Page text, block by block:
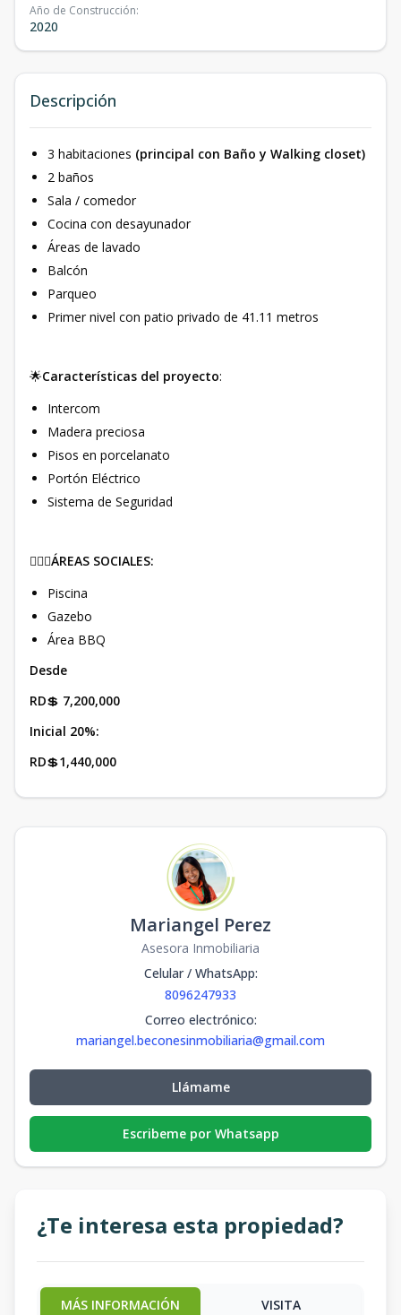
Año de Construcción:
2020
Descripción
3 habitaciones (principal con Baño y Walking closet)
2 baños
Sala / comedor
Cocina con desayunador
Áreas de lavado
Balcón
Parqueo
Primer nivel con patio privado de 41.11 metros
🌟Características del proyecto:
Intercom
Madera preciosa
Pisos en porcelanato
Portón Eléctrico
Sistema de Seguridad
🧘🏻‍♀️ÁREAS SOCIALES:
Piscina
Gazebo
Área BBQ
Desde
RD💲 7,200,000
Inicial 20%:
RD💲1,440,000
Mariangel Perez
Asesora Inmobiliaria
Celular / WhatsApp:
8096247933
Correo electrónico:
mariangel.beconesinmobiliaria@gmail.com
Llámame
Escribeme por Whatsapp
¿Te interesa esta propiedad?
MÁS INFORMACIÓN VISITA